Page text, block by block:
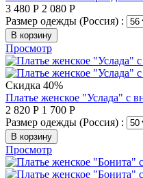
3 480 Р 2 080 Р
Размер одежды (Россия) :
В корзину
Просмотр
Скидка 40%
Платье женское "Услада" с
2 820 Р 1 700 Р
Размер одежды (Россия) :
В корзину
Просмотр